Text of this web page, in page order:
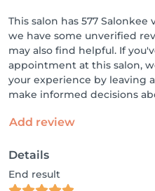
This salon has 577
we have some unverified
may also find helpful. If
appointment at this salon,
your experience by leaving
make informed decisions
Add review
Details
End result